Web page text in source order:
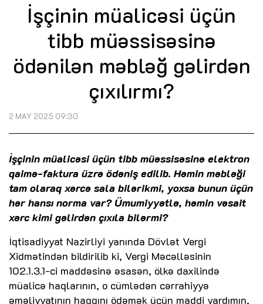
İşçinin müalicəsi üçün
tibb müəssisəsinə
ödənilən məbləğ gəlirdən
çıxılırmı?
2 MAY 2025 09:30
İşçinin müalicəsi üçün tibb müəssisəsinə elektron
qaimə-faktura üzrə ödəniş edilib. Həmin məbləği
tam olaraq xərcə sala bilərikmi, yoxsa bunun üçün
hər hansı norma var? Ümumiyyətlə, həmin vəsait
xərc kimi gəlirdən çıxıla bilərmi?
İqtisadiyyat Nazirliyi yanında Dövlət Vergi
Xidmətindən bildirilib ki, Vergi Məcəlləsinin
102.1.3.1-ci maddəsinə əsasən, ölkə daxilində
müalicə haqlarının, o cümlədən cərrahiyyə
əməliyyatının haqqını ödəmək üçün maddi yardımın,